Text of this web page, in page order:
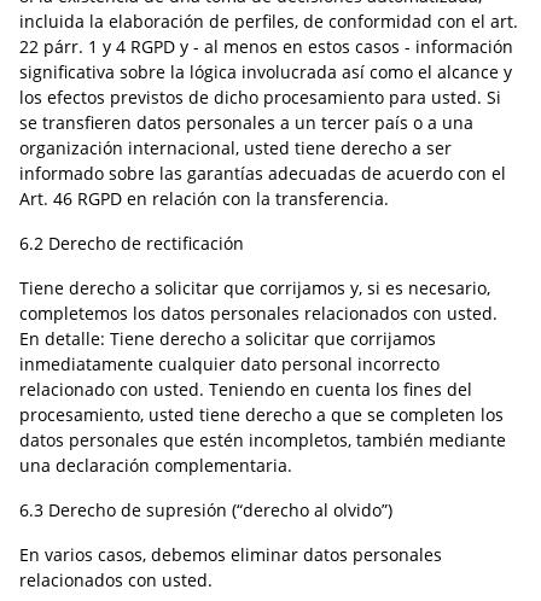
incluida la elaboración de perfiles, de conformidad con el art.
22 párr. 1 y 4 RGPD y - al menos en estos casos - información
significativa sobre la lógica involucrada así como el alcance y
los efectos previstos de dicho procesamiento para usted. Si
se transfieren datos personales a un tercer país o a una
organización internacional, usted tiene derecho a ser
informado sobre las garantías adecuadas de acuerdo con el
Art. 46 RGPD en relación con la transferencia.
6.2 Derecho de rectificación
Tiene derecho a solicitar que corrijamos y, si es necesario,
completemos los datos personales relacionados con usted.
En detalle: Tiene derecho a solicitar que corrijamos
inmediatamente cualquier dato personal incorrecto
relacionado con usted. Teniendo en cuenta los fines del
procesamiento, usted tiene derecho a que se completen los
datos personales que estén incompletos, también mediante
una declaración complementaria.
6.3 Derecho de supresión (“derecho al olvido”)
En varios casos, debemos eliminar datos personales
relacionados con usted.